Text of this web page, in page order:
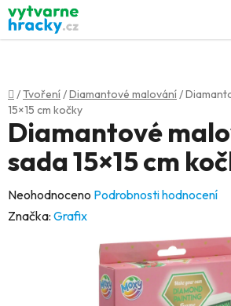
Přejít
na
obsah
Domů
/Tvoření/Diamantové malování/
15×15 cm kočky
Diamantové
sada 15×15 cm
Průměrné
hodnocení
Neohodnoceno Podrobnosti hodnocení
Značka: Grafix